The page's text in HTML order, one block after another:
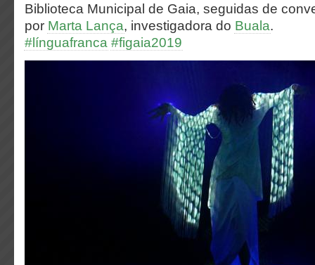
Biblioteca Municipal de Gaia, seguidas de
por Marta Lança, investigadora do Buala.
#línguafranca #figaia2019